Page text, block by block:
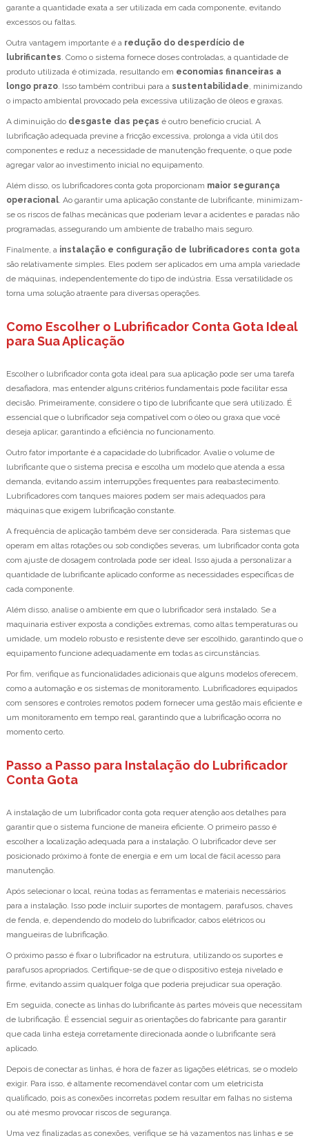
garante a quantidade exata a ser utilizada em cada componente, evitando
excessos ou faltas.
Outra vantagem importante é a redução do desperdício de
lubrificantes . Como o sistema fornece doses controladas, a quantidade de
produto utilizada é otimizada, resultando em economias financeiras a
longo prazo . Isso também contribui para a sustentabilidade , minimizando
o impacto ambiental provocado pela excessiva utilização de óleos e graxas.
A diminuição do desgaste das peças é outro benefício crucial. A
lubrificação adequada previne a fricção excessiva, prolonga a vida útil dos
componentes e reduz a necessidade de manutenção frequente, o que pode
agregar valor ao investimento inicial no equipamento.
Além disso, os lubrificadores conta gota proporcionam maior segurança
operacional . Ao garantir uma aplicação constante de lubrificante, minimizam-
se os riscos de falhas mecânicas que poderiam levar a acidentes e paradas não
programadas, assegurando um ambiente de trabalho mais seguro.
Finalmente, a instalação e configuração de lubrificadores conta gota
são relativamente simples. Eles podem ser aplicados em uma ampla variedade
de máquinas, independentemente do tipo de indústria. Essa versatilidade os
torna uma solução atraente para diversas operações.
Como Escolher o Lubrificador Conta Gota Ideal
para Sua Aplicação
Escolher o lubrificador conta gota ideal para sua aplicação pode ser uma tarefa
desafiadora, mas entender alguns critérios fundamentais pode facilitar essa
decisão. Primeiramente, considere o tipo de lubrificante que será utilizado. É
essencial que o lubrificador seja compatível com o óleo ou graxa que você
deseja aplicar, garantindo a eficiência no funcionamento.
Outro fator importante é a capacidade do lubrificador. Avalie o volume de
lubrificante que o sistema precisa e escolha um modelo que atenda a essa
demanda, evitando assim interrupções frequentes para reabastecimento.
Lubrificadores com tanques maiores podem ser mais adequados para
máquinas que exigem lubrificação constante.
A frequência de aplicação também deve ser considerada. Para sistemas que
operam em altas rotações ou sob condições severas, um lubrificador conta gota
com ajuste de dosagem controlada pode ser ideal. Isso ajuda a personalizar a
quantidade de lubrificante aplicado conforme as necessidades específicas de
cada componente.
Além disso, analise o ambiente em que o lubrificador será instalado. Se a
maquinaria estiver exposta a condições extremas, como altas temperaturas ou
umidade, um modelo robusto e resistente deve ser escolhido, garantindo que o
equipamento funcione adequadamente em todas as circunstâncias.
Por fim, verifique as funcionalidades adicionais que alguns modelos oferecem,
como a automação e os sistemas de monitoramento. Lubrificadores equipados
com sensores e controles remotos podem fornecer uma gestão mais eficiente e
um monitoramento em tempo real, garantindo que a lubrificação ocorra no
momento certo.
Passo a Passo para Instalação do Lubrificador
Conta Gota
A instalação de um lubrificador conta gota requer atenção aos detalhes para
garantir que o sistema funcione de maneira eficiente. O primeiro passo é
escolher a localização adequada para a instalação. O lubrificador deve ser
posicionado próximo à fonte de energia e em um local de fácil acesso para
manutenção.
Após selecionar o local, reúna todas as ferramentas e materiais necessários
para a instalação. Isso pode incluir suportes de montagem, parafusos, chaves
de fenda, e, dependendo do modelo do lubrificador, cabos elétricos ou
mangueiras de lubrificação.
O próximo passo é fixar o lubrificador na estrutura, utilizando os suportes e
parafusos apropriados. Certifique-se de que o dispositivo esteja nivelado e
firme, evitando assim qualquer folga que poderia prejudicar sua operação.
Em seguida, conecte as linhas do lubrificante às partes móveis que necessitam
de lubrificação. É essencial seguir as orientações do fabricante para garantir
que cada linha esteja corretamente direcionada aonde o lubrificante será
aplicado.
Depois de conectar as linhas, é hora de fazer as ligações elétricas, se o modelo
exigir. Para isso, é altamente recomendável contar com um eletricista
qualificado, pois as conexões incorretas podem resultar em falhas no sistema
ou até mesmo provocar riscos de segurança.
Uma vez finalizadas as conexões, verifique se há vazamentos nas linhas e se